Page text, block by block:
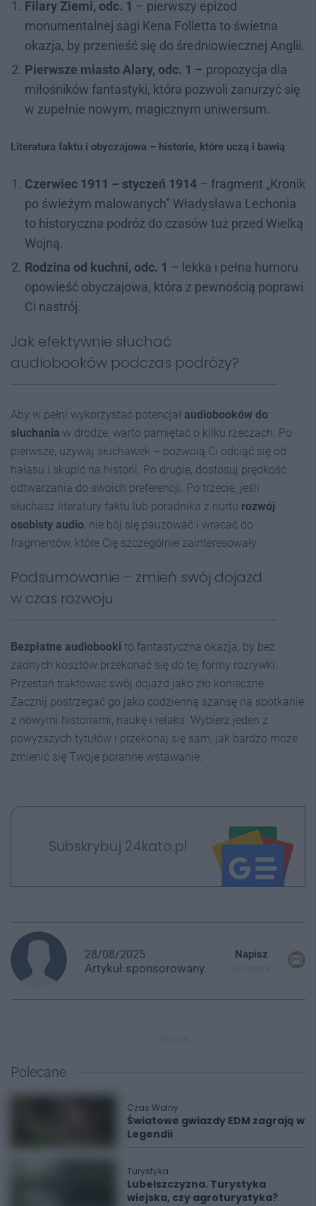
Filary Ziemi, odc. 1 – pierwszy epizod
monumentalnej sagi Kena Folletta to świetna
okazja, by przenieść się do średniowiecznej Anglii.
Pierwsze miasto Alary, odc. 1 – propozycja dla
miłośników fantastyki, która pozwoli zanurzyć się
w zupełnie nowym, magicznym uniwersum.
Literatura faktu i obyczajowa – historie, które uczą i bawią
Czerwiec 1911 – styczeń 1914 – fragment „Kronik
po świeżym malowanych” Władysława Lechonia
to historyczna podróż do czasów tuż przed Wielką
Wojną.
Rodzina od kuchni, odc. 1 – lekka i pełna humoru
opowieść obyczajowa, która z pewnością poprawi
Ci nastrój.
Jak efektywnie słuchać
audiobooków podczas podróży?
Aby w pełni wykorzystać potencjał audiobooków do
słuchania w drodze, warto pamiętać o kilku rzeczach. Po
pierwsze, używaj słuchawek – pozwolą Ci odciąć się od
hałasu i skupić na historii. Po drugie, dostosuj prędkość
odtwarzania do swoich preferencji. Po trzecie, jeśli
słuchasz literatury faktu lub poradnika z nurtu rozwój
osobisty audio, nie bój się pauzować i wracać do
fragmentów, które Cię szczególnie zainteresowały.
Podsumowanie – zmień swój dojazd
w czas rozwoju
Bezpłatne audiobooki to fantastyczna okazja, by bez
żadnych kosztów przekonać się do tej formy rozrywki.
Przestań traktować swój dojazd jako zło konieczne.
Zacznij postrzegać go jako codzienną szansę na spotkanie
z nowymi historiami, naukę i relaks. Wybierz jeden z
powyższych tytułów i przekonaj się sam, jak bardzo może
zmienić się Twoje poranne wstawanie.
Subskrybuj 24kato.pl
28/08/2025
Artykuł sponsorowany
Napisz
Polecane
Czas Wolny
Światowe gwiazdy EDM zagrają w
Legendii
Turystyka
Lubelszczyzna. Turystyka
wiejska, czy agroturystyka?